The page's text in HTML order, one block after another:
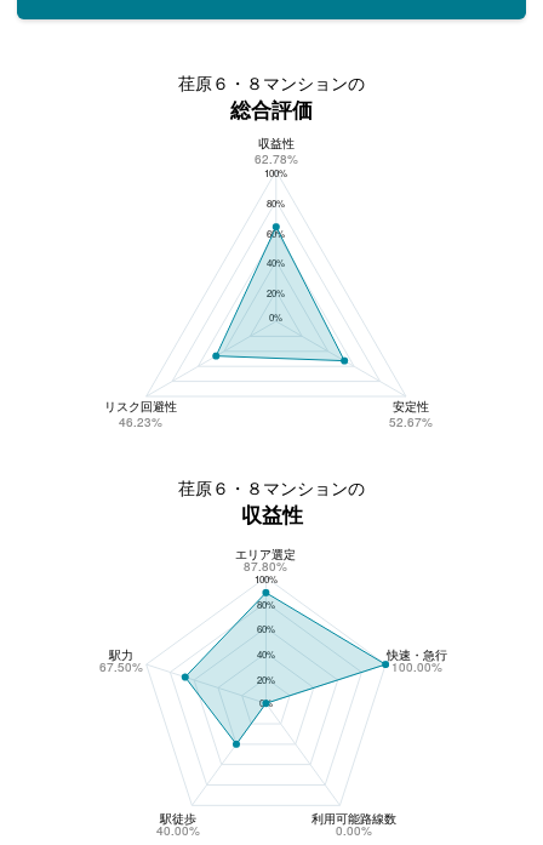
荏原６・８マンションの
総合評価
荏原６・８マンションの総合評価
100%
80%
60%
40%
20%
0%
収益性
62.78%
リスク回避性
46.23%
安定性
52.67%
荏原６・８マンションの
収益性
荏原６・８マンションの収益性
100%
80%
60%
40%
20%
0%
エリア選定
87.80%
駅力
67.50%
駅徒歩
40.00%
利用可能路線数
0.00%
快速・急行
100.00%